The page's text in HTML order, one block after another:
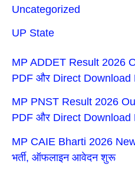
Uncategorized
UP State
MP ADDET Result 2026
PDF और Direct Download
MP PNST Result 2026
PDF और Direct Download
MP CAIE Bharti 2026
भर्ती, ऑफलाइन आवेदन शुरू